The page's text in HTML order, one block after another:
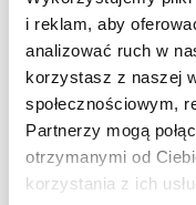
i reklam, aby
analizować ruch w
korzystasz z naszej
społecznościowym,
Partnerzy mogą
otrzymanymi od
korzystania z ich
Zagłówek:
Oparcie:
Podłokietniki:
Tapicerka
Podstawa:
Funkcje: Anti-